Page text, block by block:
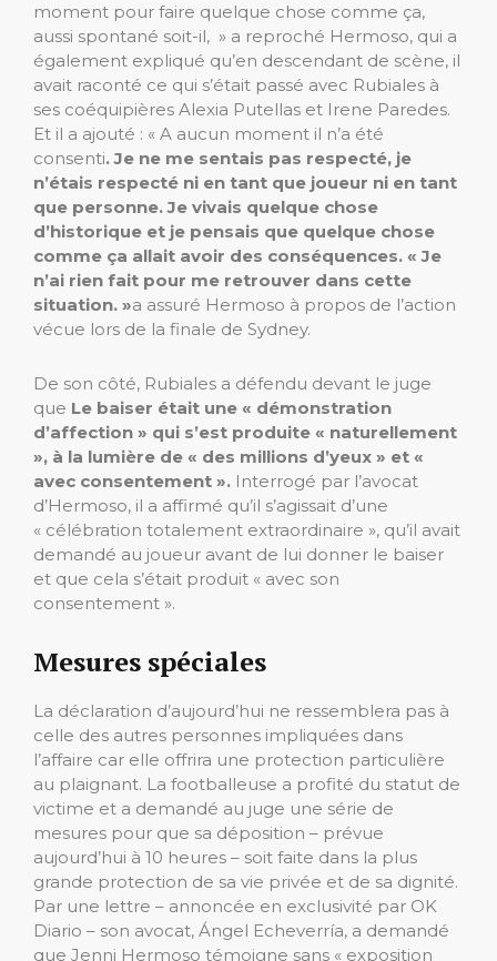
moment pour faire quelque chose comme ça,
aussi spontané soit-il, » a reproché Hermoso, qui a
également expliqué qu’en descendant de scène, il
avait raconté ce qui s’était passé avec Rubiales à
ses coéquipières Alexia Putellas et Irene Paredes.
Et il a ajouté : « A aucun moment il n’a été
consenti. Je ne me sentais pas respecté, je
n’étais respecté ni en tant que joueur ni en tant
que personne. Je vivais quelque chose
d’historique et je pensais que quelque chose
comme ça allait avoir des conséquences. « Je
n’ai rien fait pour me retrouver dans cette
situation. »a assuré Hermoso à propos de l’action
vécue lors de la finale de Sydney.
De son côté, Rubiales a défendu devant le juge
que Le baiser était une « démonstration
d’affection » qui s’est produite « naturellement
», à la lumière de « des millions d’yeux » et «
avec consentement ». Interrogé par l’avocat
d’Hermoso, il a affirmé qu’il s’agissait d’une
« célébration totalement extraordinaire », qu’il avait
demandé au joueur avant de lui donner le baiser
et que cela s’était produit « avec son
consentement ».
Mesures spéciales
La déclaration d’aujourd’hui ne ressemblera pas à
celle des autres personnes impliquées dans
l’affaire car elle offrira une protection particulière
au plaignant. La footballeuse a profité du statut de
victime et a demandé au juge une série de
mesures pour que sa déposition – prévue
aujourd’hui à 10 heures – soit faite dans la plus
grande protection de sa vie privée et de sa dignité.
Par une lettre – annoncée en exclusivité par OK
Diario – son avocat, Ángel Echeverría, a demandé
que Jenni Hermoso témoigne sans « exposition